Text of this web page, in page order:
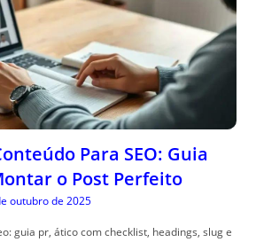
Para SEO: Guia
o Post Perfeito
outubro de 2025
guia pr, ático com checklist, headings, slug e